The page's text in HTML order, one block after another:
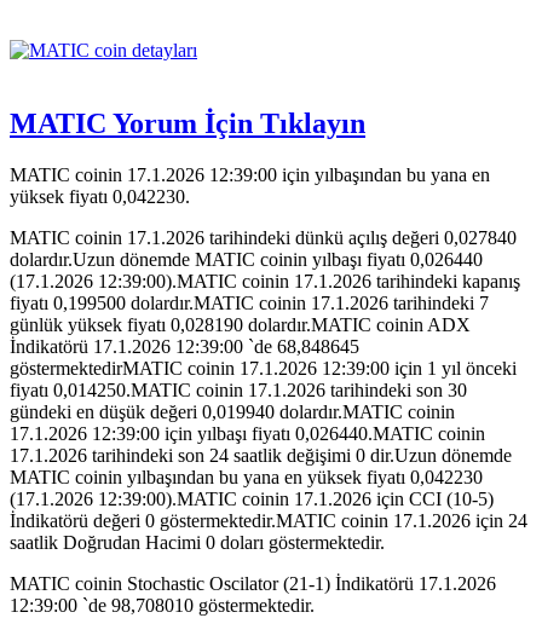
MATIC Yorum İçin Tıklayın
MATIC coinin 17.1.2026 12:39:00 için yılbaşından bu yana en
yüksek fiyatı 0,042230.
MATIC coinin 17.1.2026 tarihindeki dünkü açılış değeri 0,027840
dolardır.Uzun dönemde MATIC coinin yılbaşı fiyatı 0,026440
(17.1.2026 12:39:00).MATIC coinin 17.1.2026 tarihindeki kapanış
fiyatı 0,199500 dolardır.MATIC coinin 17.1.2026 tarihindeki 7
günlük yüksek fiyatı 0,028190 dolardır.MATIC coinin ADX
İndikatörü 17.1.2026 12:39:00 `de 68,848645
göstermektedirMATIC coinin 17.1.2026 12:39:00 için 1 yıl önceki
fiyatı 0,014250.MATIC coinin 17.1.2026 tarihindeki son 30
gündeki en düşük değeri 0,019940 dolardır.MATIC coinin
17.1.2026 12:39:00 için yılbaşı fiyatı 0,026440.MATIC coinin
17.1.2026 tarihindeki son 24 saatlik değişimi 0 dir.Uzun dönemde
MATIC coinin yılbaşından bu yana en yüksek fiyatı 0,042230
(17.1.2026 12:39:00).MATIC coinin 17.1.2026 için CCI (10-5)
İndikatörü değeri 0 göstermektedir.MATIC coinin 17.1.2026 için 24
saatlik Doğrudan Hacimi 0 doları göstermektedir.
MATIC coinin Stochastic Oscilator (21-1) İndikatörü 17.1.2026
12:39:00 `de 98,708010 göstermektedir.